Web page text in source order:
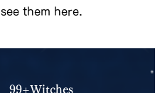
see them here.
99+Witches